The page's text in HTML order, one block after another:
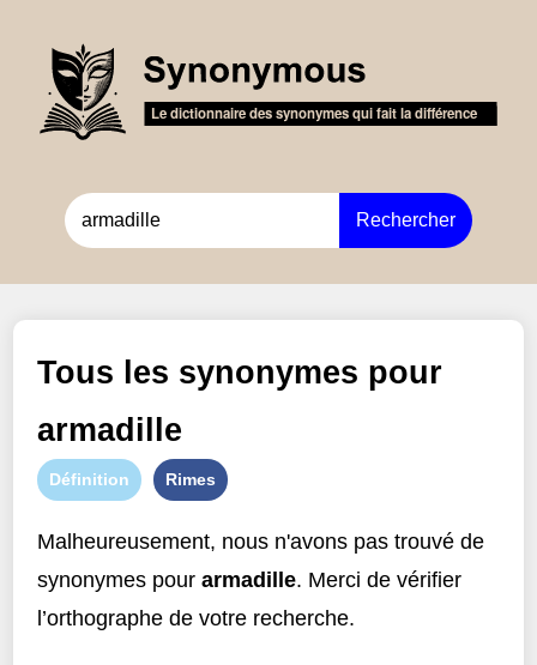
Rechercher
Tous les synonymes pour
armadille
Définition Rimes
Malheureusement, nous n'avons pas trouvé de
synonymes pourarmadille. Merci de vérifier
l’orthographe de votre recherche.